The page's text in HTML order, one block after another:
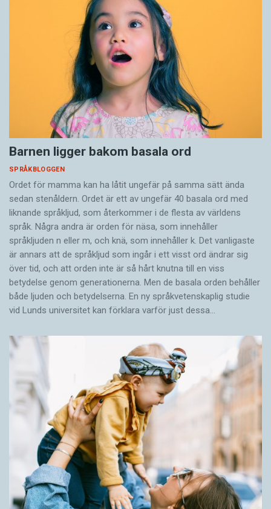
Barnen ligger bakom basala ord
SPRÅKBLOGGEN
Ordet för mamma kan ha låtit ungefär på samma sätt ända
sedan stenåldern. Ordet är ett av ungefär 40 basala ord med
liknande språkljud, som återkommer i de flesta av världens
språk. Några andra är orden för näsa, som innehåller
språkljuden n eller m, och knä, som innehåller k. Det vanligaste
är annars att de språkljud som ingår i ett visst ord ändrar sig
över tid, och att orden inte är så hårt knutna till en viss
betydelse genom generationerna. Men de basala orden behåller
både ljuden och betydelserna. En ny språkvetenskaplig studie
vid Lunds universitet kan förklara varför just dessa…